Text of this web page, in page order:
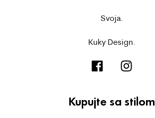
Svoja.
Kuky Design.
Kupujte sa stilom